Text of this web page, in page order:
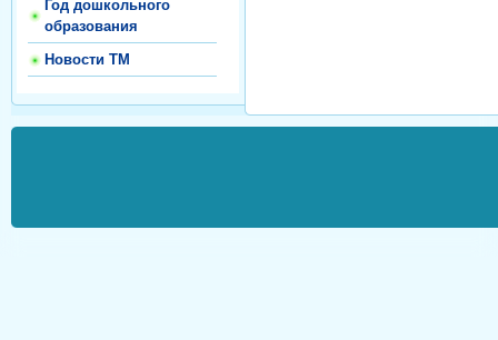
Год дошкольного
образования
Новости ТМ